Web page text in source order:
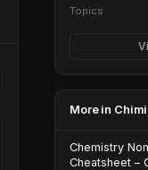
Topics
More in
Chemistry
Cheatsheet –